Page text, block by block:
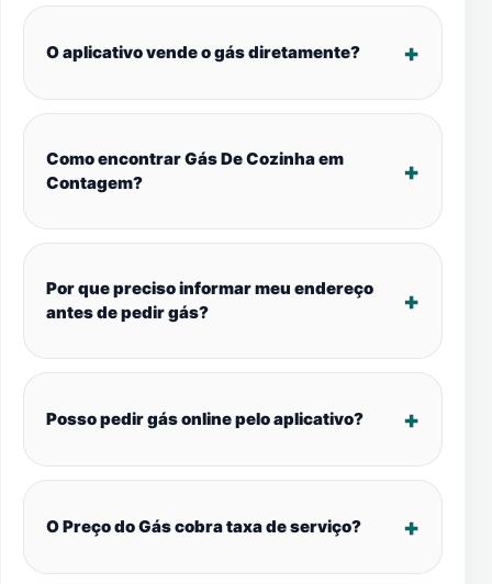
O aplicativo vende o gás diretamente?
Como encontrar Gás De Cozinha em
Contagem?
Por que preciso informar meu endereço
antes de pedir gás?
Posso pedir gás online pelo aplicativo?
O Preço do Gás cobra taxa de serviço?